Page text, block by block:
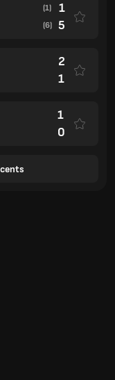
(1) 1
(6) 5
2
1
1
0